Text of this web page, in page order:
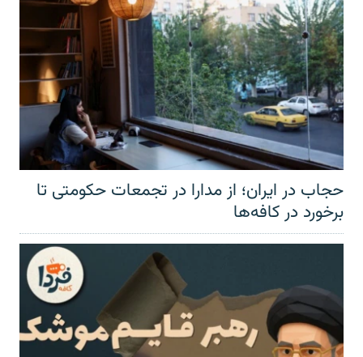
حجاب در ایران؛ از مدارا در تجمعات حکومتی تا
برخورد در کافه‌ها